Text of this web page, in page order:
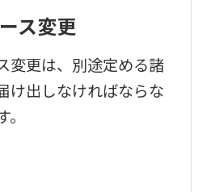
ス変更
変更は、別途定める諸
け出しなければならな
link
below
(start